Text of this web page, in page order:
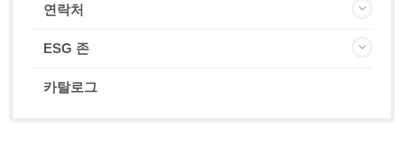
연락처
ESG 존
카탈로그